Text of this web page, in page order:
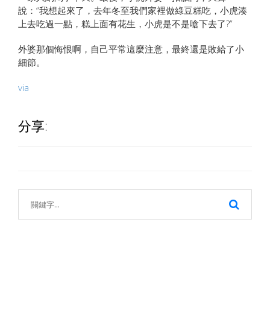
說：“我想起來了，去年冬至我們家裡做綠豆糕吃，小虎湊
上去吃過一點，糕上面有花生，小虎是不是嗆下去了?”
外婆那個悔恨啊，自己平常這麼注意，最終還是敗給了小
細節。
via
分享: